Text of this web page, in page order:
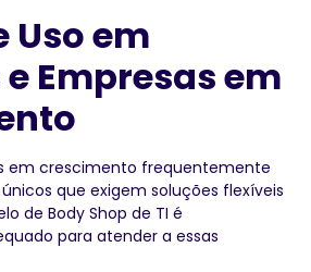
Uso em
Empresas em
em crescimento frequentemente
que exigem soluções flexíveis
de Body Shop de TI é
para atender a essas